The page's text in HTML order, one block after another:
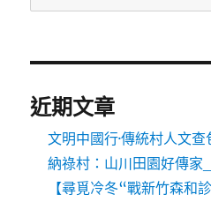
近期文章
文明中國行·傳統村人文
納祿村：山川田園好傳家
【尋覓冷冬“戰新竹森和